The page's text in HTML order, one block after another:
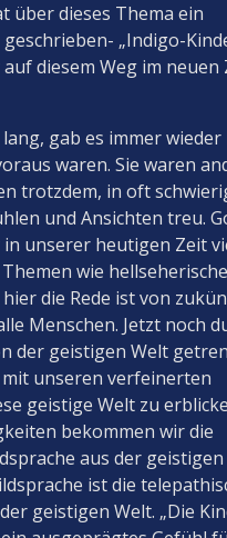
über dieses Thema ein
„Indigo-
diesem Weg im neuen
gab es immer wieder
waren. Sie waren
trotzdem, in oft
und Ansichten treu.
unserer heutigen Zeit
wie hellseherische
die Rede ist von
Menschen. Jetzt noch
der geistigen Welt
unseren verfeinerten
geistige Welt zu
bekommen wir die
aus der
ist die
geistigen Welt. „Die